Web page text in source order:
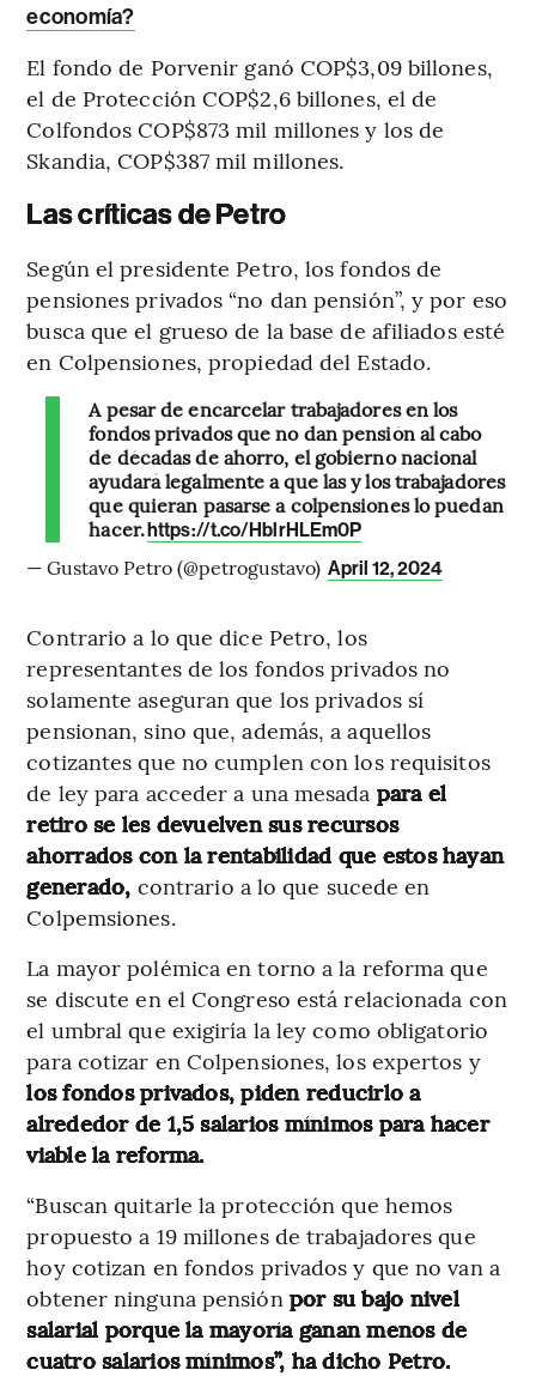
economía?
El fondo de Porvenir ganó COP$3,09 billones,
el de Protección COP$2,6 billones, el de
Colfondos COP$873 mil millones y los de
Skandia, COP$387 mil millones.
Las críticas de Petro
Según el presidente Petro, los fondos de
pensiones privados “no dan pensión”, y por eso
busca que el grueso de la base de afiliados esté
en Colpensiones, propiedad del Estado.
A pesar de encarcelar trabajadores en los
fondos privados que no dan pensión al cabo
de décadas de ahorro, el gobierno nacional
ayudará legalmente a que las y los trabajadores
que quieran pasarse a colpensiones lo puedan
hacer.https://t.co/HblrHLEm0P
— Gustavo Petro (@petrogustavo) April 12, 2024
Contrario a lo que dice Petro, los
representantes de los fondos privados no
solamente aseguran que los privados sí
pensionan, sino que, además, a aquellos
cotizantes que no cumplen con los requisitos
de ley para acceder a una mesada para el
retiro se les devuelven sus recursos
ahorrados con la rentabilidad que estos hayan
generado, contrario a lo que sucede en
Colpemsiones.
La mayor polémica en torno a la reforma que
se discute en el Congreso está relacionada con
el umbral que exigiría la ley como obligatorio
para cotizar en Colpensiones, los expertos y
los fondos privados, piden reducirlo a
alrededor de 1,5 salarios mínimos para hacer
viable la reforma.
“Buscan quitarle la protección que hemos
propuesto a 19 millones de trabajadores que
hoy cotizan en fondos privados y que no van a
obtener ninguna pensión por su bajo nivel
salarial porque la mayoría ganan menos de
cuatro salarios mínimos”, ha dicho Petro.